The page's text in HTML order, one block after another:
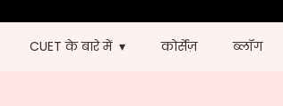
CUET के बारे में कोर्सेज़ ब्लॉग